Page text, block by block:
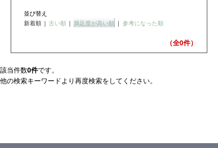
並び替え
新着順 | 古い順 | 満足度が高い順 | 参考になった順
（全0件）
該当件数0件です。
他の検索キーワードより再度検索をしてください。